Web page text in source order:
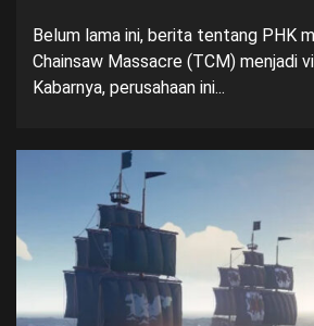
Belum lama ini, berita tentang PHK
Chainsaw Massacre (TCM) menjadi
Kabarnya, perusahaan ini...